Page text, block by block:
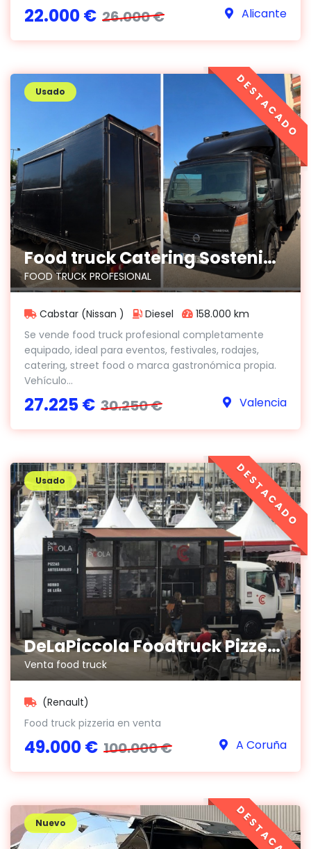
22.000 € 26.000 € Alicante
Food truck Catering Sostenible
FOOD TRUCK PROFESIONAL
Usado
Cabstar (Nissan ) Diesel
158.000 km
Se vende food truck profesional completamente
equipado, ideal para eventos, festivales, rodajes,
catering, street food o marca gastronómica propia.
Vehículo...
27.225 € 30.250 € Valencia
DESTACADO
DeLaPiccola Foodtruck Pizzería
Venta food truck
Usado
(Renault)
Food truck pizzeria en venta
49.000 € 100.000 € A Coruña
DESTACADO
Nuevo